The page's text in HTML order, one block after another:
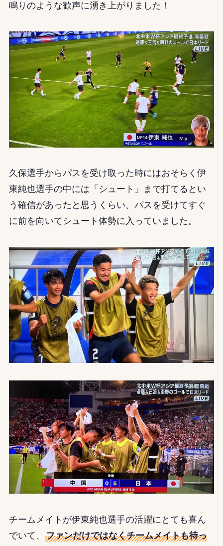
鳴りのような歓声に湧き上がりました！
久保選手からパスを受け取った時にはおそらく伊
東純也選手の中には「シュート」まで打てるとい
う確信があったと思うくらい、パスを受けてすぐ
に前を向いてシュート体勢に入っていました。
チームメイトが伊東純也選手の活躍にとても喜ん
でいて、 ファンだけではなくチームメイトも待っ